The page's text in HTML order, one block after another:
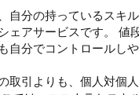
自分の持っているスキ
ェアサービスです。 値
自分でコントロールしや
取引よりも、個人対個